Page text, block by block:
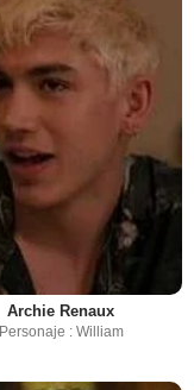
Archie Renaux
Personaje : William